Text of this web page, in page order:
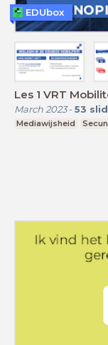
Les 1 VRT
March 2023- 53
Mediawijsheid
EDUbox